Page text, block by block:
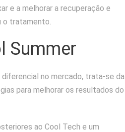
e a melhorar a recuperação e
o tratamento.
Summer
diferencial no mercado, trata-se da
para melhorar os resultados do
ao Cool Tech e um